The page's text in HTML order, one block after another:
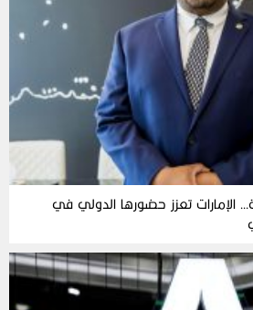
الإمارات تعزز حضورها الدولي في